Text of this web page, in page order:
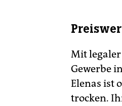
Mit legaler
Gewerbe
Elenas ist
trocken.